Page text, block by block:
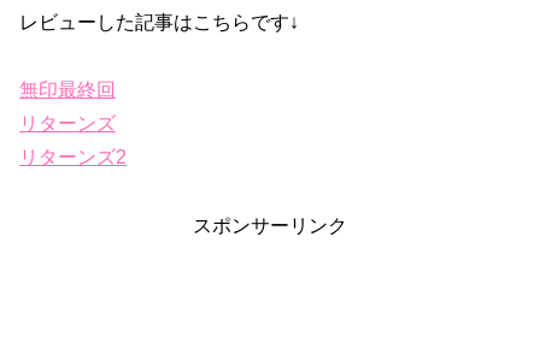
レビューした記事はこちらです↓
無印最終回
リターンズ
リターンズ2
スポンサーリンク